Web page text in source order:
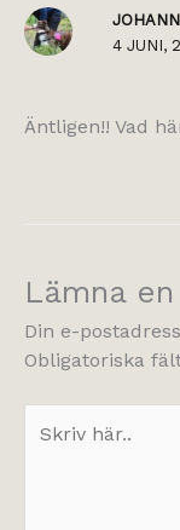
4 JUNI,
Äntligen!! Vad
Lämna
Din e-
Obligatoriska
här..